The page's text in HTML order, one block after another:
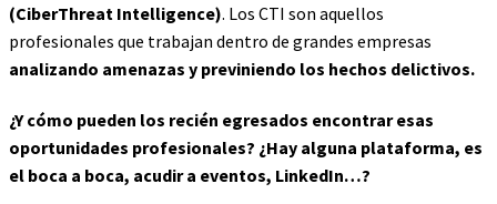
(CiberThreat Intelligence). Los CTI son aquellos
profesionales que trabajan dentro de grandes empresas
analizando amenazas y previniendo los hechos delictivos.
¿Y cómo pueden los recién egresados encontrar esas
oportunidades profesionales? ¿Hay alguna plataforma, es
el boca a boca, acudir a eventos, LinkedIn…?